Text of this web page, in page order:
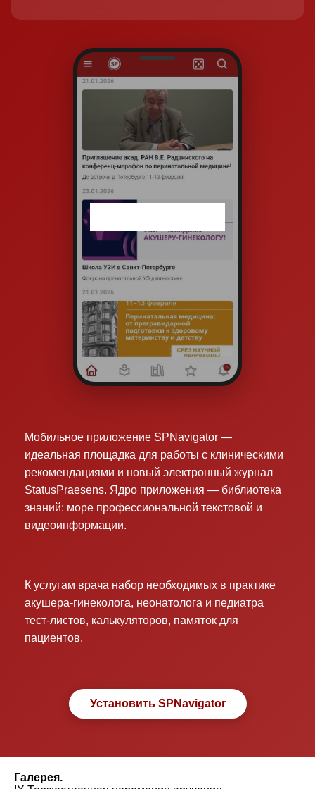
Мобильное приложение SPNavigator —
идеальная площадка для работы с клиническими
рекомендациями и новый электронный журнал
StatusPraesens. Ядро приложения — библиотека
знаний: море профессиональной текстовой и
видеоинформации.
К услугам врача набор необходимых в практике
акушера-гинеколога, неонатолога и педиатра
тест-листов, калькуляторов, памяток для
пациентов.
Установить SPNavigator
Галерея.